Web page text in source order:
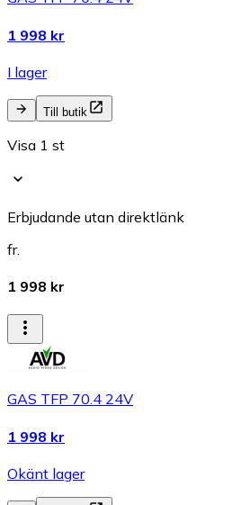
1 998 kr
I lager
Till butik
Visa 1 st
Erbjudande utan direktlänk
fr.
1 998 kr
GAS TFP 70.4 24V
1 998 kr
Okänt lager